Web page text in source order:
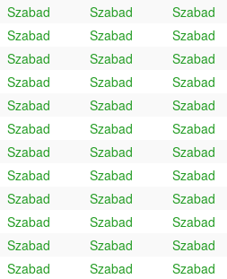
Szabad Szabad
Szabad
Szabad Szabad
Szabad
Szabad Szabad
Szabad
Szabad Szabad
Szabad
Szabad Szabad
Szabad
Szabad Szabad
Szabad
Szabad Szabad
Szabad
Szabad Szabad
Szabad
Szabad Szabad
Szabad
Szabad Szabad
Szabad
Szabad Szabad
Szabad
Szabad Szabad
Szabad